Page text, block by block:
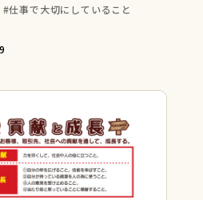
仕事で大切にしていること